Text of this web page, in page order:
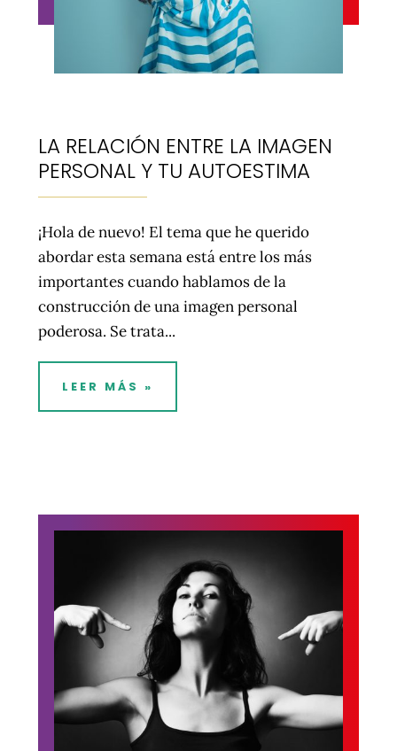
LA RELACIÓN ENTRE LA IMAGEN
PERSONAL Y TU AUTOESTIMA
¡Hola de nuevo! El tema que he querido
abordar esta semana está entre los más
importantes cuando hablamos de la
construcción de una imagen personal
poderosa. Se trata...
LEER MÁS »